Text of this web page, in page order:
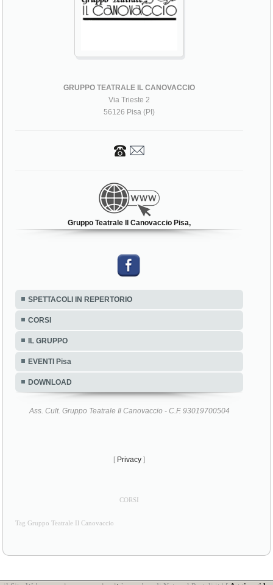
GRUPPO TEATRALE IL CANOVACCIO
Via Trieste 2
56126 Pisa (PI)
Gruppo Teatrale Il Canovaccio Pisa,
SPETTACOLI IN REPERTORIO
CORSI
IL GRUPPO
EVENTI Pisa
DOWNLOAD
Ass. Cult. Gruppo Teatrale Il Canovaccio - C.F. 93019700504
[ Privacy ]
CORSI
Tag Gruppo Teatrale Il Canovaccio